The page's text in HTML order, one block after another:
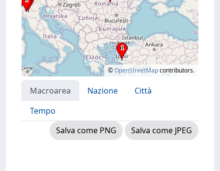
©OpenStreetMapcontributors.
Macroarea Nazione
Città
Tempo
Salva come PNG
Salva come JPEG